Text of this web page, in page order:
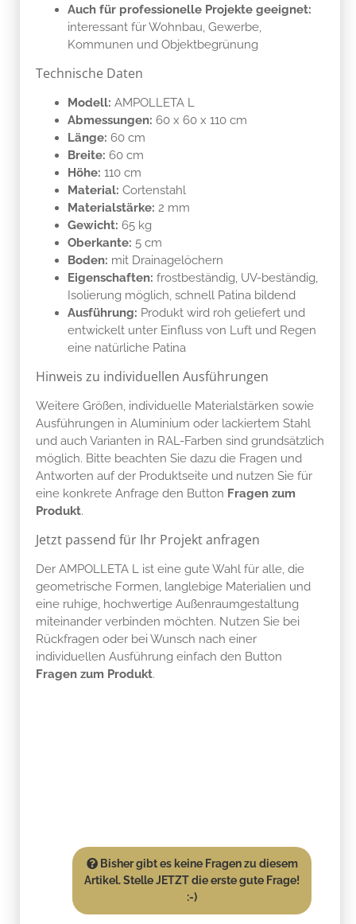
Auch für professionelle Projekte geeignet:
interessant für Wohnbau, Gewerbe,
Kommunen und Objektbegrünung
Technische Daten
Modell: AMPOLLETA L
Abmessungen: 60 x 60 x 110 cm
Länge: 60 cm
Breite: 60 cm
Höhe: 110 cm
Material: Cortenstahl
Materialstärke: 2 mm
Gewicht: 65 kg
Oberkante: 5 cm
Boden: mit Drainagelöchern
Eigenschaften: frostbeständig, UV-beständig,
Isolierung möglich, schnell Patina bildend
Ausführung: Produkt wird roh geliefert und
entwickelt unter Einfluss von Luft und Regen
eine natürliche Patina
Hinweis zu individuellen Ausführungen
Weitere Größen, individuelle Materialstärken sowie
Ausführungen in Aluminium oder lackiertem Stahl
und auch Varianten in RAL-Farben sind grundsätzlich
möglich. Bitte beachten Sie dazu die Fragen und
Antworten auf der Produktseite und nutzen Sie für
eine konkrete Anfrage den Button Fragen zum
Produkt.
Jetzt passend für Ihr Projekt anfragen
Der AMPOLLETA L ist eine gute Wahl für alle, die
geometrische Formen, langlebige Materialien und
eine ruhige, hochwertige Außenraumgestaltung
miteinander verbinden möchten. Nutzen Sie bei
Rückfragen oder bei Wunsch nach einer
individuellen Ausführung einfach den Button
Fragen zum Produkt.
Bisher gibt es keine Fragen zu diesem
Artikel. Stelle JETZT die erste gute Frage!
:-)